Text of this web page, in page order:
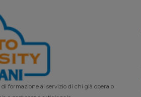
formazione al servizio di chi già opera o